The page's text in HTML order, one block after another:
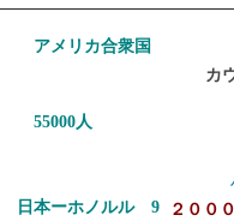
２００
アメリカ合衆国
カ
55000人
日本ーホノルル 9